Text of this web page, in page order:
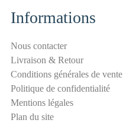
a
S
é
c
u
r
i
Informations
Nous contacter
Livraison & Retour
Conditions générales de vente
Politique de confidentialité
Mentions légales
Plan du site